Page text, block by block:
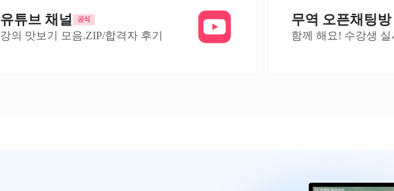
유튜브 채널
강의 맛보기 모음.ZIP/합격자 후기
무역 오픈채팅방
함께 해요! 수강생